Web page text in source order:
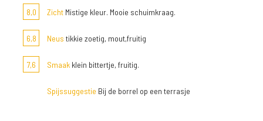
8,0
Zicht Mistige kleur. Mooie schuimkraag.
6,8 Neus tikkie zoetig, mout,fruitig
7,6 Smaak klein bittertje, fruitig.
Spijssuggestie Bij de borrel op een terrasje